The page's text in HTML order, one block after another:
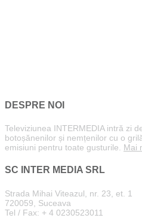
DESPRE NOI
Televiziunea INTERMEDIA intră zi
botoșănenilor și nemțenilor cu o
emisiuni pentru toate gusturile. Mai
SC INTER MEDIA SRL
Strada Mihai Viteazul, nr. 23, et. 1
720059, Suceava
Tel / Fax: + 4 0230523011